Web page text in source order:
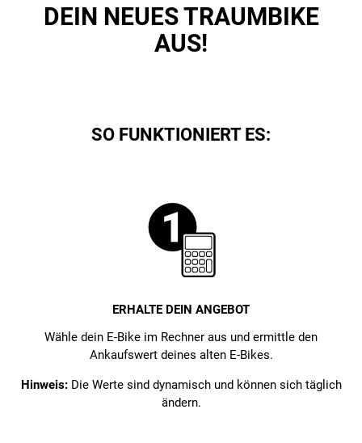
DEIN NEUES TRAUMBIKE
AUS!
SO FUNKTIONIERT ES:
ERHALTE DEIN ANGEBOT
Wähle dein E-Bike im Rechner aus und ermittle den
Ankaufswert deines alten E-Bikes.
Hinweis:Die Werte sind dynamisch und können sich täglich
ändern.